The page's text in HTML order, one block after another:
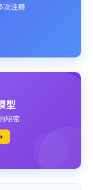
次注册
型
秘密